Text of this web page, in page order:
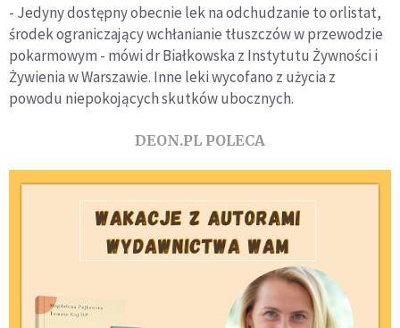
- Jedyny dostępny obecnie lek na odchudzanie to orlistat,
środek ograniczający wchłanianie tłuszczów w przewodzie
pokarmowym - mówi dr Białkowska z Instytutu Żywności i
Żywienia w Warszawie. Inne leki wycofano z użycia z
powodu niepokojących skutków ubocznych.
DEON.PL POLECA